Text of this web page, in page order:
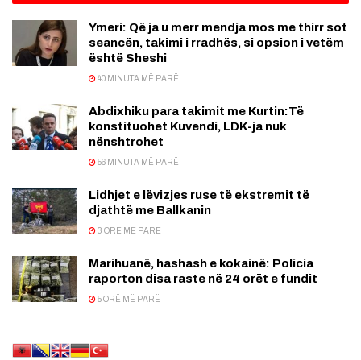
Ymeri: Që ja u merr mendja mos me thirr sot
seancën, takimi i rradhës, si opsion i vetëm
është Sheshi
40 MINUTA MË PARË
Abdixhiku para takimit me Kurtin:Të
konstituohet Kuvendi, LDK-ja nuk
nënshtrohet
56 MINUTA MË PARË
Lidhjet e lëvizjes ruse të ekstremit të
djathtë me Ballkanin
3 ORË MË PARË
Marihuanë, hashash e kokainë: Policia
raporton disa raste në 24 orët e fundit
5 ORË MË PARË